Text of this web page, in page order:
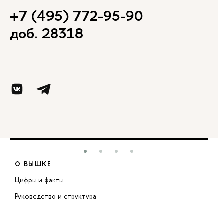
+7 (495) 772-95-90
доб. 28318
О ВЫШКЕ
Цифры и факты
Руководство и структура